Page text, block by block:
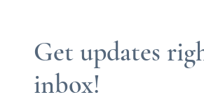
Get updates
inbox!